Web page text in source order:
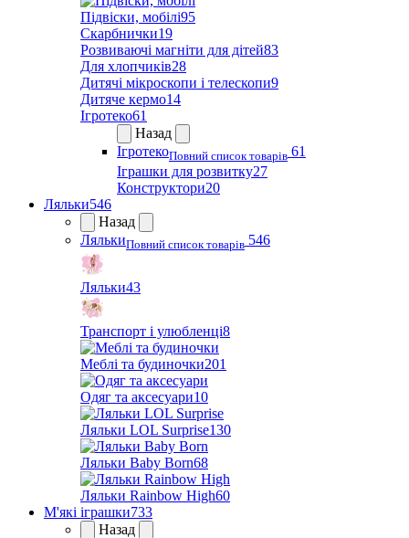
Підвіски, мобілі95
Скарбнички19
Розвиваючі магніти для дітей83
Для хлопчиків28
Дитячі мікроскопи і телескопи9
Дитяче кермо14
Ігротеко61
Назад
ІгротекоПовний список товарів 61
Іграшки для розвитку27
Конструктори20
Ляльки546
Назад
ЛялькиПовний список товарів 546
Ляльки43
Транспорт і улюбленці8
Меблі та будиночки201
Одяг та аксесуари10
Ляльки LOL Surprise130
Ляльки Baby Born68
Ляльки Rainbow High60
М'які іграшки733
Назад